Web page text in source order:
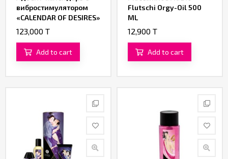
вибростимулятором
«CALENDAR OF DESIRES»
от «Shunga»
123,000 T
Add to cart
Flutschi Orgy-Oil 500
ML
12,900 T
Add to cart